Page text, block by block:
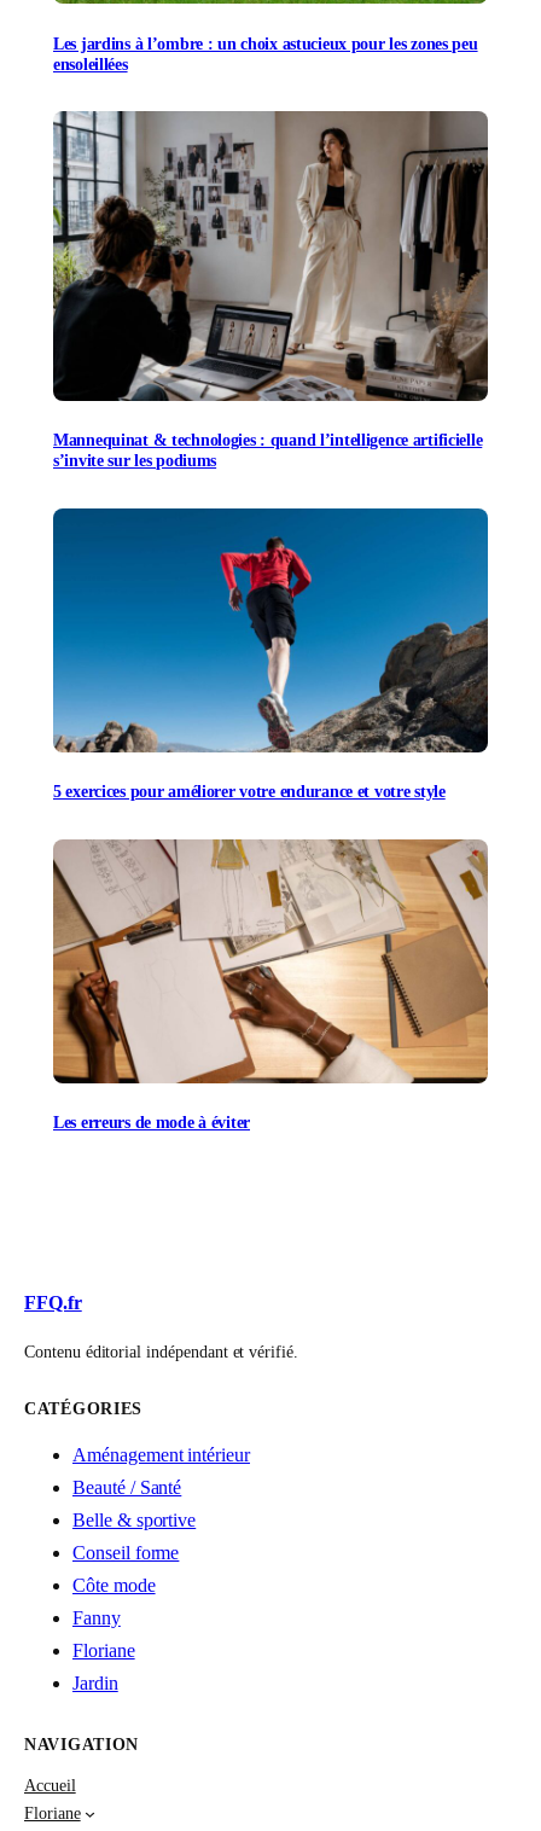
Les jardins à l’ombre : un choix astucieux pour les zones peu
ensoleillées
Mannequinat & technologies : quand l’intelligence artificielle
s’invite sur les podiums
5 exercices pour améliorer votre endurance et votre style
Les erreurs de mode à éviter
FFQ.fr
Contenu éditorial indépendant et vérifié.
CATÉGORIES
Aménagement intérieur
Beauté / Santé
Belle & sportive
Conseil forme
Côte mode
Fanny
Floriane
Jardin
NAVIGATION
Accueil
Floriane